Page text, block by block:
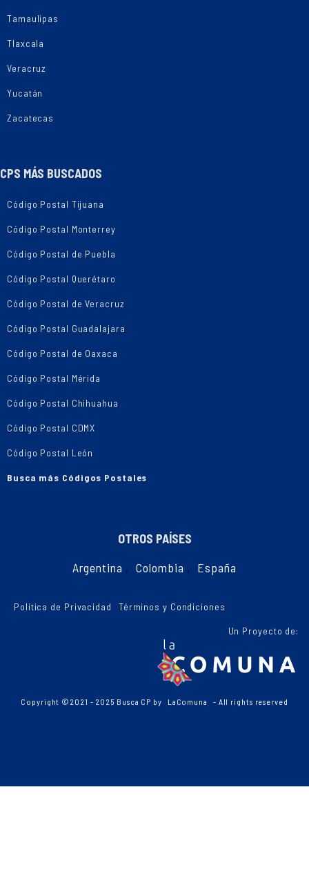
Tamaulipas
Tlaxcala
Veracruz
Yucatán
Zacatecas
CPS MÁS BUSCADOS
Código Postal Tijuana
Código Postal Monterrey
Código Postal de Puebla
Código Postal Querétaro
Código Postal de Veracruz
Código Postal Guadalajara
Código Postal de Oaxaca
Código Postal Mérida
Código Postal Chihuahua
Código Postal CDMX
Código Postal León
Busca más Códigos Postales
OTROS PAÍSES
Argentina , Colombia , España
Política de Privacidad Términos y Condiciones
Un Proyecto de:
Copyright ©2021 - 2025 Busca CP by LaComuna - All rights reserved